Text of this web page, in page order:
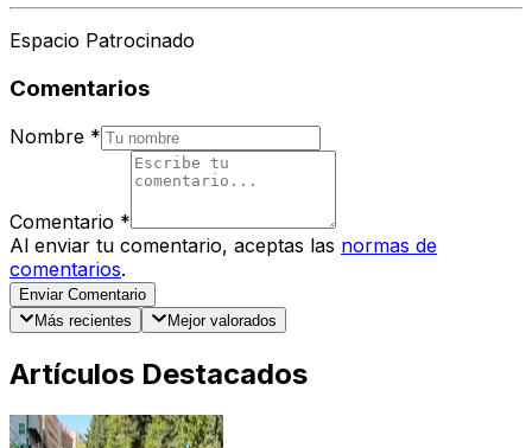
Espacio Patrocinado
Comentarios
Nombre *
Comentario *
Al enviar tu comentario, aceptas las normas de
comentarios.
Enviar Comentario
Más recientes
Mejor valorados
Artículos Destacados